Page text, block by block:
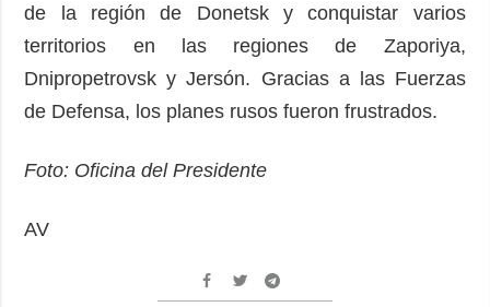
de la región de Donetsk y conquistar varios
territorios en las regiones de Zaporiya,
Dnipropetrovsk y Jersón. Gracias a las Fuerzas
de Defensa, los planes rusos fueron frustrados.
Foto: Oficina del Presidente
AV